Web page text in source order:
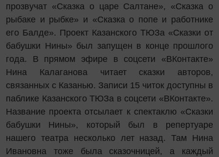
прозвучат «Сказка о царе Салтане», «Сказка о
рыбаке и рыбке» и «Сказка о попе и работнике
его Балде». Проект Казанского ТЮЗа «Сказки от
бабушки Нины» был запущен в конце прошлого
года. В прямом эфире в соцсети «ВКонтакте»
Нина Калаганова читает сказки авторов,
связанных с Казанью. Записи 15 читок доступны в
паблике Казанского ТЮЗа в соцсети «ВКонтакте».
Название проекта отсылает к спектаклю «Сказки
бабушки Нины», который был в репертуаре
нашего театра несколько лет назад. Там Нина
Ивановна тоже была сказочницей, а каждый